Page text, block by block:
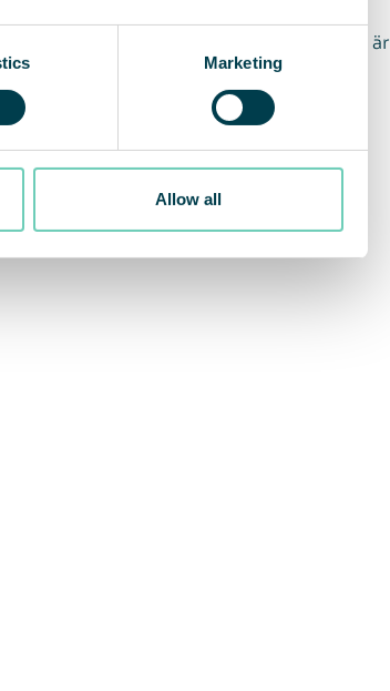
Marketing
Allow all
QleanAir har sitt huvudkontor i
med kortnamn QAIR. FNCA Sweden är